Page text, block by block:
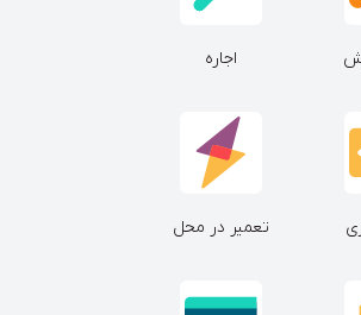
اجاره
تعمیر در محل